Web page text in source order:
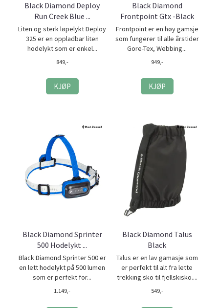
Black Diamond Deploy
Run Creek Blue ...
Liten og sterk løpelykt Deploy
325 er en oppladbar liten
hodelykt som er enkel...
849,-
KJØP
Black Diamond
Frontpoint Gtx -Black
Frontpoint er en høy gamsje
som fungerer til alle årstider
Gore-Tex, Webbing...
949,-
KJØP
Black Diamond Sprinter
500 Hodelykt ...
Black Diamond Sprinter 500 er
en lett hodelykt på 500 lumen
som er perfekt for...
1.149,-
Black Diamond Talus
Black
Talus er en lav gamasje som
er perfekt til alt fra lette
trekking sko til fjellskisko....
549,-